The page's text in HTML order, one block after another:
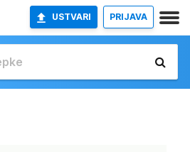
USTVARI PRIJAVA